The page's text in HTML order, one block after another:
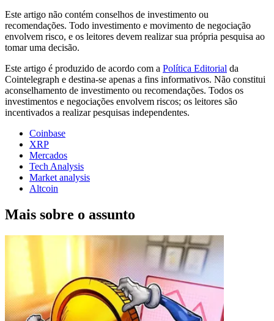
Este artigo não contém conselhos de investimento ou
recomendações. Todo investimento e movimento de negociação
envolvem risco, e os leitores devem realizar sua própria pesquisa ao
tomar uma decisão.
Este artigo é produzido de acordo com a Política Editorial da
Cointelegraph e destina-se apenas a fins informativos. Não constitui
aconselhamento de investimento ou recomendações. Todos os
investimentos e negociações envolvem riscos; os leitores são
incentivados a realizar pesquisas independentes.
Coinbase
XRP
Mercados
Tech Analysis
Market analysis
Altcoin
Mais sobre o assunto